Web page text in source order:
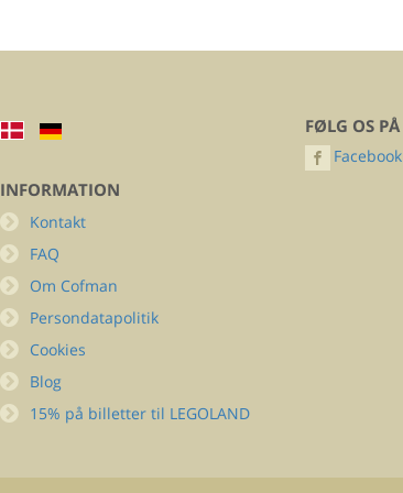
INFORMATION
Kontakt
FAQ
Om Cofman
Persondatapolitik
Cookies
Blog
15% på billetter til LEGOLAND
FØLG OS PÅ
Facebook